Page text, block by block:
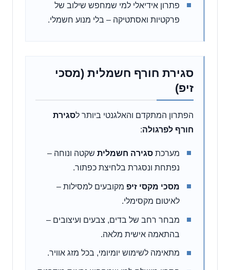
פתרון אידיאלי למי שמחפש שילוב של
פרקטיות ואסתטיקה – בלי מנוע חשמלי.
סגירת חורף חשמלית (מסכי
זיפ)
הפתרון המתקדם והאלגנטי ביותר לסגירת
חורף לפרגולה:
מערכת סגירה חשמליתשקטה ונוחה –
נפתחת ונסגרת בלחיצת כפתור.
מסכי מקסי זיפ מקובעים למסילות –
לאיטום מקסימלי.
מבחר רחב של בדים, צבעים ועיצובים –
בהתאמה אישית מלאה.
מתאימה לשימוש יומיומי, בכל מזג אוויר.